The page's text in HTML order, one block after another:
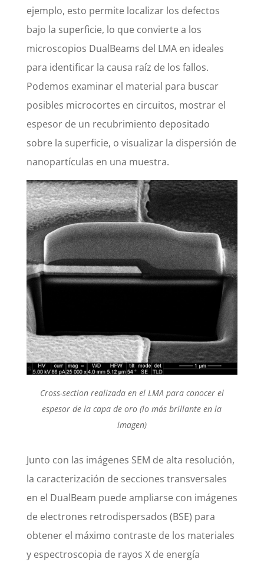
ejemplo, esto permite localizar los defectos
bajo la superficie, lo que convierte a los
microscopios DualBeams del LMA en ideales
para identificar la causa raíz de los fallos.
Podemos examinar el material para buscar
posibles microcortes en circuitos, mostrar el
espesor de un recubrimiento depositado
sobre la superficie, o visualizar la dispersión de
nanopartículas en una muestra.
Cross-section realizada en el LMA para conocer el
espesor de la capa de oro (lo más brillante en la
imagen)
Junto con las imágenes SEM de alta resolución,
la caracterización de secciones transversales
en el DualBeam puede ampliarse con imágenes
de electrones retrodispersados (BSE) para
obtener el máximo contraste de los materiales
y espectroscopia de rayos X de energía